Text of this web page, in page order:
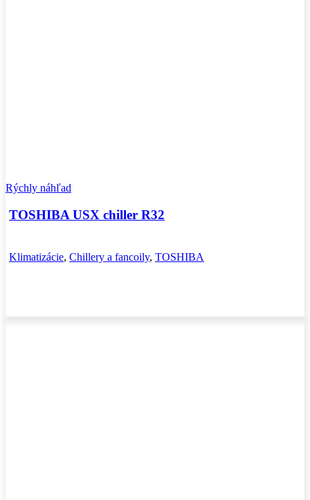
Rýchly náhľad
TOSHIBA USX chiller R32
Klimatizácie, Chillery a fancoily, TOSHIBA